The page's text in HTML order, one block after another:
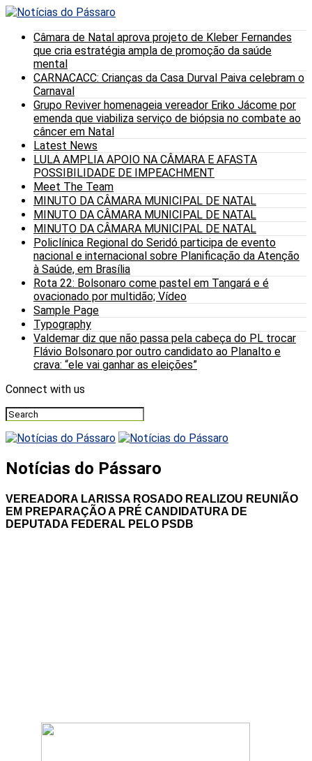
Câmara de Natal aprova projeto de Kleber Fernandes
que cria estratégia ampla de promoção da saúde
mental
CARNACACC: Crianças da Casa Durval Paiva celebram o
Carnaval
Grupo Reviver homenageia vereador Eriko Jácome por
emenda que viabiliza serviço de biópsia no combate ao
câncer em Natal
Latest News
LULA AMPLIA APOIO NA CÂMARA E AFASTA
POSSIBILIDADE DE IMPEACHMENT
Meet The Team
MINUTO DA CÂMARA MUNICIPAL DE NATAL
MINUTO DA CÂMARA MUNICIPAL DE NATAL
MINUTO DA CÂMARA MUNICIPAL DE NATAL
Policlínica Regional do Seridó participa de evento
nacional e internacional sobre Planificação da Atenção
à Saúde, em Brasília
Rota 22: Bolsonaro come pastel em Tangará e é
ovacionado por multidão; Vídeo
Sample Page
Typography
Valdemar diz que não passa pela cabeça do PL trocar
Flávio Bolsonaro por outro candidato ao Planalto e
crava: “ele vai ganhar as eleições”
Connect with us
Notícias do Pássaro
VEREADORA LARISSA ROSADO REALIZOU REUNIÃO
EM PREPARAÇÃO A PRÉ CANDIDATURA DE
DEPUTADA FEDERAL PELO PSDB